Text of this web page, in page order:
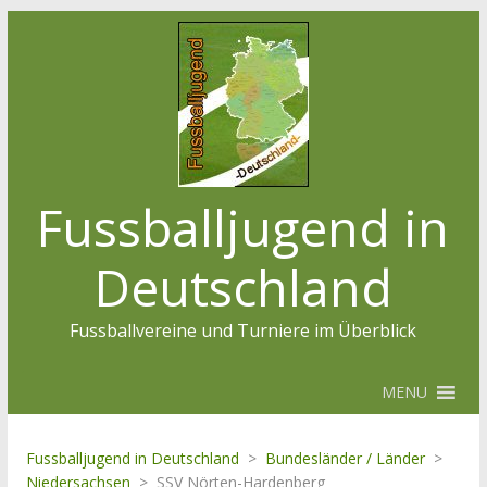
Fussballjugend in
Deutschland
Fussballvereine und Turniere im Überblick
MENU
Fussballjugend in Deutschland > Bundesländer / Länder >
Niedersachsen > SSV Nörten-Hardenberg